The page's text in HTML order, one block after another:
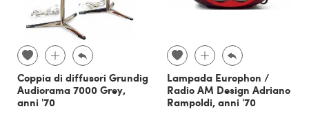
Coppia di diffusori Grundig
Audiorama 7000 Grey,
anni '70
Lampada Europhon /
Radio AM Design Adriano
Rampoldi, anni '70